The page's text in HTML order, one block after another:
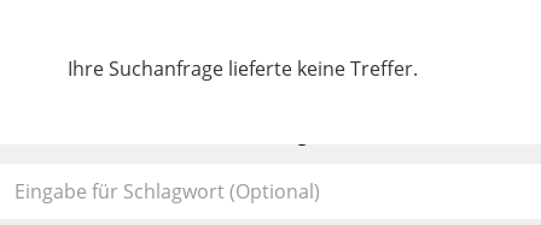
Ihre Suchanfrage lieferte keine Treffer.